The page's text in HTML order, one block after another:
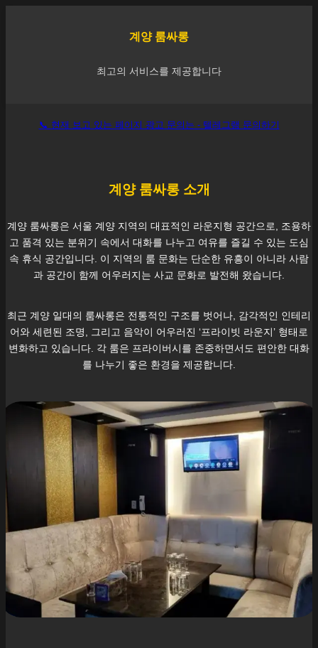
계양 룸싸롱
최고의 서비스를 제공합니다
📞 현재 보고 있는 페이지 광고 문의는 - 텔레그램 문의하기
계양룸싸롱 소개
계양 룸싸롱은 서울 계양 지역의 대표적인 라운지형 공간으로, 조용하
고 품격 있는 분위기 속에서 대화를 나누고 여유를 즐길 수 있는 도심
속 휴식 공간입니다. 이 지역의 룸 문화는 단순한 유흥이 아니라 사람
과 공간이 함께 어우러지는 사교 문화로 발전해 왔습니다.
최근 계양 일대의 룸싸롱은 전통적인 구조를 벗어나, 감각적인 인테리
어와 세련된 조명, 그리고 음악이 어우러진 ‘프라이빗 라운지’ 형태로
변화하고 있습니다. 각 룸은 프라이버시를 존중하면서도 편안한 대화
를 나누기 좋은 환경을 제공합니다.